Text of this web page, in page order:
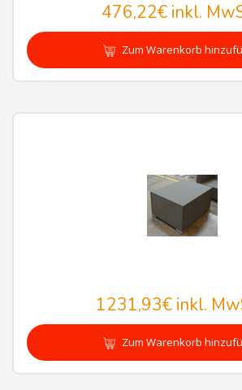
476,22€inkl.
Zum Warenkorb
1231,93€ inkl.
Zum Warenkorb